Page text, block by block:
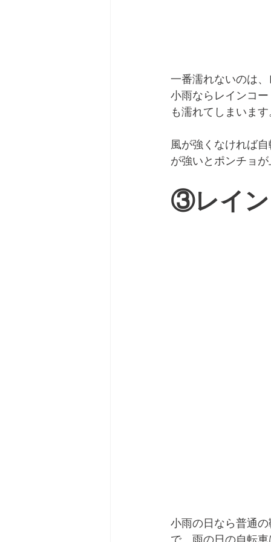
一番濡れないのは
小雨ならレインコ
も濡れてしまいま
風が強くなければ
が強いとポンチョ
③レイ
小雨の日なら普通
で、雨の日の自転